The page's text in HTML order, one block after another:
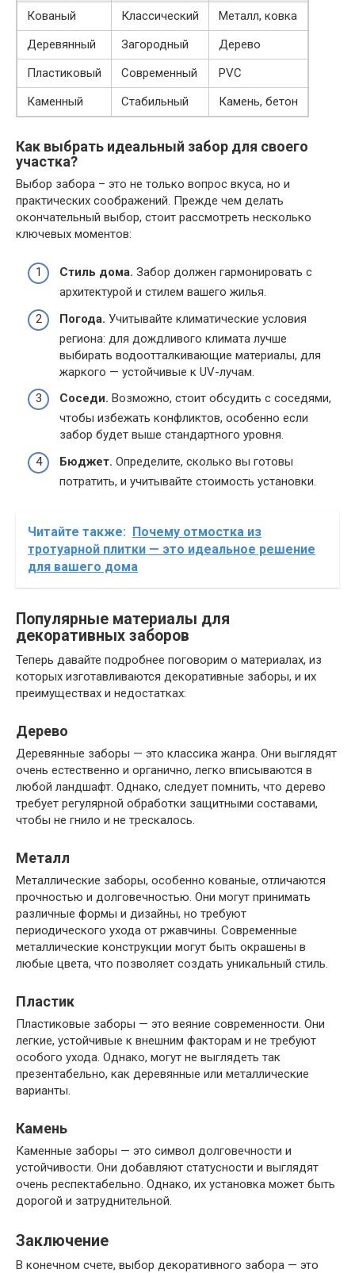
Кованый Классический
Металл, ковка
Деревянный
Загородный
Дерево
Пластиковый
Современный
PVC
Каменный
Стабильный Камень, бетон
Как выбрать идеальный забор для своего
участка?
Выбор забора – это не только вопрос вкуса, но и
практических соображений. Прежде чем делать
окончательный выбор, стоит рассмотреть несколько
ключевых моментов:
Стиль дома. Забор должен гармонировать с
архитектурой и стилем вашего жилья.
Погода. Учитывайте климатические условия
региона: для дождливого климата лучше
выбирать водоотталкивающие материалы, для
жаркого — устойчивые к UV-лучам.
Соседи. Возможно, стоит обсудить с соседями,
чтобы избежать конфликтов, особенно если
забор будет выше стандартного уровня.
Бюджет. Определите, сколько вы готовы
потратить, и учитывайте стоимость установки.
Читайте также: Почему отмостка из
тротуарной плитки — это идеальное решение
для вашего дома
Популярные материалы для
декоративных заборов
Теперь давайте подробнее поговорим о материалах, из
которых изготавливаются декоративные заборы, и их
преимуществах и недостатках:
Дерево
Деревянные заборы — это классика жанра. Они выглядят
очень естественно и органично, легко вписываются в
любой ландшафт. Однако, следует помнить, что дерево
требует регулярной обработки защитными составами,
чтобы не гнило и не трескалось.
Металл
Металлические заборы, особенно кованые, отличаются
прочностью и долговечностью. Они могут принимать
различные формы и дизайны, но требуют
периодического ухода от ржавчины. Современные
металлические конструкции могут быть окрашены в
любые цвета, что позволяет создать уникальный стиль.
Пластик
Пластиковые заборы — это веяние современности. Они
легкие, устойчивые к внешним факторам и не требуют
особого ухода. Однако, могут не выглядеть так
презентабельно, как деревянные или металлические
варианты.
Камень
Каменные заборы — это символ долговечности и
устойчивости. Они добавляют статусности и выглядят
очень респектабельно. Однако, их установка может быть
дорогой и затруднительной.
Заключение
В конечном счете, выбор декоративного забора — это